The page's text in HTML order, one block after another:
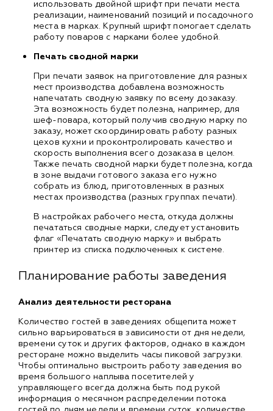
использовать двойной шрифт при печати места
реализации, наименований позиций и посадочного
места в марках. Крупный шрифт помогает сделать
работу поваров с марками более удобной.
Печать сводной марки
При печати заявок на приготовление для разных
мест производства добавлена возможность
напечатать сводную заявку по всему дозаказу.
Эта возможность будет полезна, например, для
шеф-повара, который получив сводную марку по
заказу, может скоординировать работу разных
цехов кухни и проконтролировать качество и
скорость выполнения всего дозаказа в целом.
Также печать сводной марки будет полезна, когда
в зоне выдачи готового заказа его нужно
собрать из блюд, приготовленных в разных
местах производства (разных группах печати).
В настройках рабочего места, откуда должны
печататься сводные марки, следует установить
флаг «Печатать сводную марку» и выбрать
принтер из списка подключенных к системе.
Планирование работы заведения
Анализ деятельности ресторана
Количество гостей в заведениях общепита может
сильно варьироваться в зависимости от дня недели,
времени суток и других факторов, однако в каждом
ресторане можно выделить часы пиковой загрузки.
Чтобы оптимально выстроить работу заведения во
время большого наплыва посетителей у
управляющего всегда должна быть под рукой
информация о месячном распределении потока